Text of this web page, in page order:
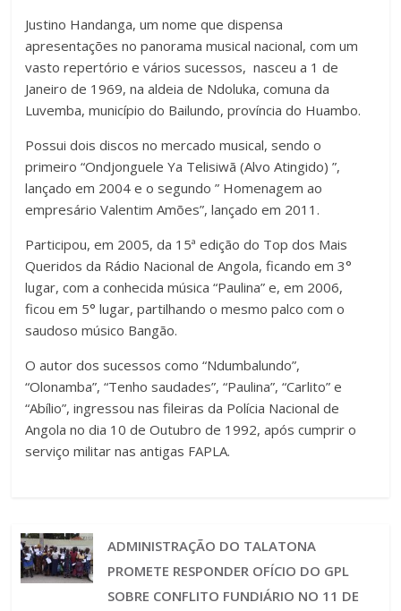
Justino Handanga, um nome que dispensa
apresentações no panorama musical nacional, com um
vasto repertório e vários sucessos, nasceu a 1 de
Janeiro de 1969, na aldeia de Ndoluka, comuna da
Luvemba, município do Bailundo, província do Huambo.
Possui dois discos no mercado musical, sendo o
primeiro “Ondjonguele Ya Telisiwã (Alvo Atingido) ”,
lançado em 2004 e o segundo ” Homenagem ao
empresário Valentim Amões”, lançado em 2011.
Participou, em 2005, da 15ª edição do Top dos Mais
Queridos da Rádio Nacional de Angola, ficando em 3°
lugar, com a conhecida música “Paulina” e, em 2006,
ficou em 5° lugar, partilhando o mesmo palco com o
saudoso músico Bangão.
O autor dos sucessos como “Ndumbalundo”,
“Olonamba”, “Tenho saudades”, “Paulina”, “Carlito” e
“Abílio”, ingressou nas fileiras da Polícia Nacional de
Angola no dia 10 de Outubro de 1992, após cumprir o
serviço militar nas antigas FAPLA.
ADMINISTRAÇÃO DO TALATONA
PROMETE RESPONDER OFÍCIO DO GPL
SOBRE CONFLITO FUNDIÁRIO NO 11 DE